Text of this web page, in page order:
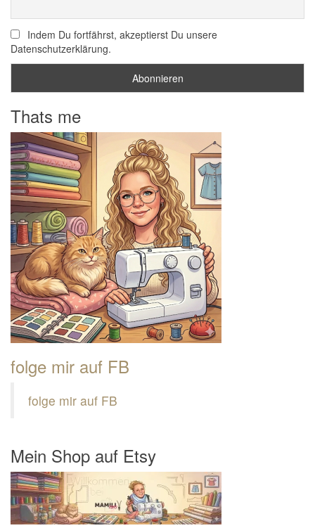
Indem Du fortfährst, akzeptierst Du unsere
Datenschutzerklärung.
Thats me
folge mir auf FB
folge mir auf FB
Mein Shop auf Etsy